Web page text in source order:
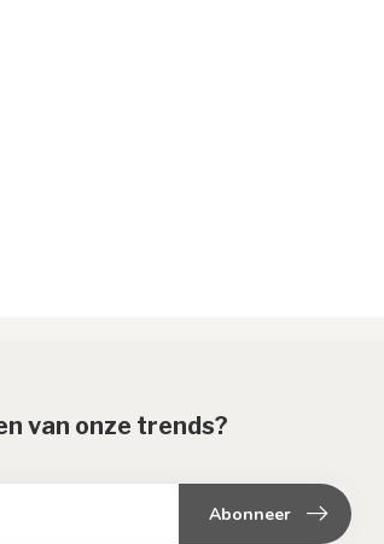
van onze trends?
Abonneer